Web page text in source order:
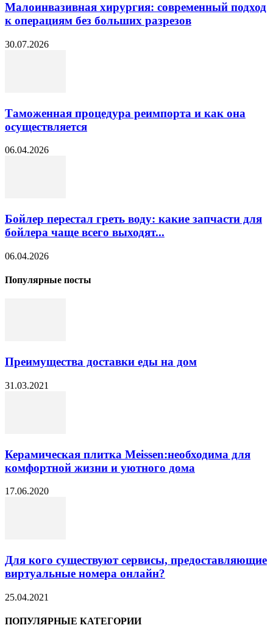
Малоинвазивная хирургия: современный подход
к операциям без больших разрезов
30.07.2026
Таможенная процедура реимпорта и как она
осуществляется
06.04.2026
Бойлер перестал греть воду: какие запчасти для
бойлера чаще всего выходят...
06.04.2026
Популярные посты
Преимущества доставки еды на дом
31.03.2021
Керамическая плитка Meissen:необходима для
комфортной жизни и уютного дома
17.06.2020
Для кого существуют сервисы, предоставляющие
виртуальные номера онлайн?
25.04.2021
ПОПУЛЯРНЫЕ КАТЕГОРИИ